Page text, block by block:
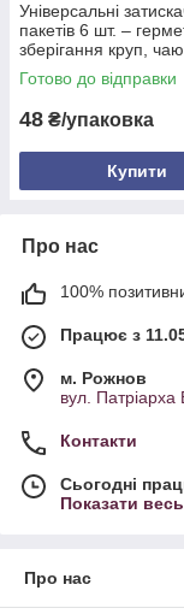
Універсальні
пакетів 6 шт. –
зберігання круп,
корму, рідин –
кліпси-зажими
Готово до відправки
48 ₴/упаковка
Купити
Про нас
100%
Працює з
м. Рожнов
вул.
Контакти
Сьогодні
Показати
Про нас